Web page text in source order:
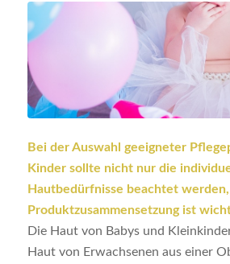
Bei der Auswahl geeigneter
Kinder sollte nicht nur die
Hautbedürfnisse beachtet
Produktzusammensetzung ist
Die Haut von Babys und
Haut von Erwachsenen aus einer